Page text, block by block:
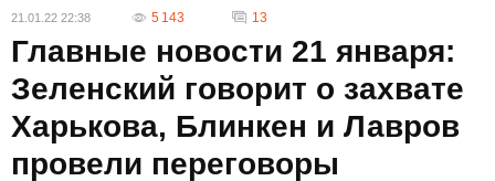
21.01.22 22:38 5 143 13
Главные новости 21 января:
Зеленский говорит о захвате
Харькова, Блинкен и Лавров
провели переговоры